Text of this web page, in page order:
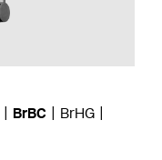
BrBC
BrHG